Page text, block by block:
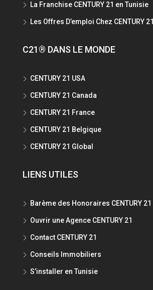
La Franchise CENTURY 21 en Tunisie
Les Offres D’emploi Chez CENTURY 21
C21® DANS LE MONDE
CENTURY 21 USA
CENTURY 21 Canada
CENTURY 21 France
CENTURY 21 Belgique
CENTURY 21 Global
LIENS UTILES
Barème des Honoraires CENTURY 21
Ouvrir une Agence CENTURY 21
Contact CENTURY 21
Conseils Immobiliers
S’installer en Tunisie